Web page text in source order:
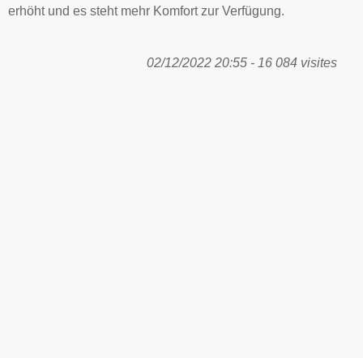
erhöht und es steht mehr Komfort zur Verfügung.
02/12/2022 20:55 - 16 084 visites